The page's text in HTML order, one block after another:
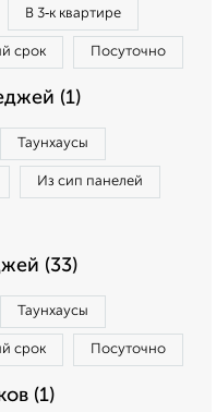
В 3‑к квартире
срок Посуточно
(1)
Таунхаусы
Из сип панелей
(33)
Таунхаусы
срок Посуточно
(1)